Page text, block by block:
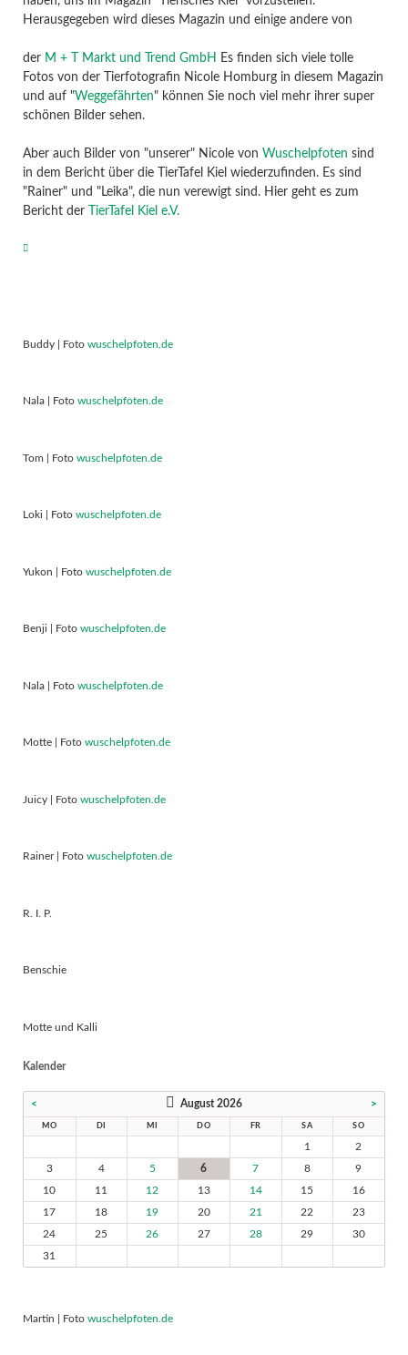
Herausgegeben wird dieses Magazin und einige andere von
der M + T Markt und Trend GmbH
Es finden sich viele tolle
Fotos von der Tierfotografin Nicole Homburg in diesem Magazin
und auf "Weggefährten" können Sie noch viel mehr ihrer super
schönen Bilder sehen.
Aber auch Bilder von "unserer" Nicole von Wuschelpfoten sind
in dem Bericht über die TierTafel Kiel wiederzufinden. Es sind
"Rainer" und "Leika", die nun verewigt sind. Hier geht es zum
Bericht der
TierTafel Kiel e.V.
Buddy | Foto wuschelpfoten.de
Nala | Foto wuschelpfoten.de
Tom | Foto wuschelpfoten.de
Loki | Foto wuschelpfoten.de
Yukon | Foto wuschelpfoten.de
Benji | Foto wuschelpfoten.de
Nala | Foto wuschelpfoten.de
Motte | Foto wuschelpfoten.de
Juicy | Foto wuschelpfoten.de
Rainer | Foto wuschelpfoten.de
R. I. P.
Benschie
Motte und Kalli
Kalender
< August 2026 >
MO DI MI DO FR SA SO
1
2
3
4 5 6 7 8
9
10
11 12 13 14 15
16
17
18 19 20 21 22
23
24
25 26 27 28 29
30
31
Martin | Foto wuschelpfoten.de